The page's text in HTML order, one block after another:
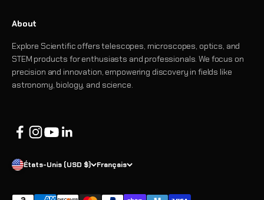
About
Explore Scientific offers telescopes, microscopes, optics, and
STEM products for enthusiasts and professionals. We focus on
precision and innovation, empowering discovery in fields like
astronomy, biology, and science.
États-Unis (USD $) Français